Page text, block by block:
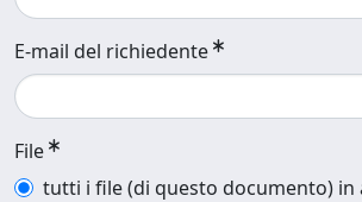
E-mail del richiedente
File
tutti i file (di questo documento) in